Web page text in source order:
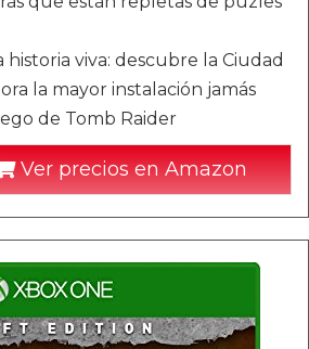
historia viva: descubre la Ciudad
la mayor instalación jamás
de Tomb Raider
Ver precios en Amazon